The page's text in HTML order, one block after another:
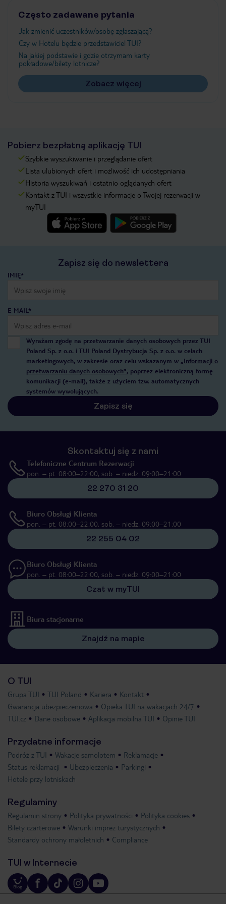
Często zadawane pytania
Jak zmienić uczestników/osobę zgłaszającą?
Czy w Hotelu będzie przedstawiciel TUI?
Na jakiej podstawie i gdzie otrzymam karty
pokładowe/bilety lotnicze?
Zobacz więcej
Pobierz bezpłatną aplikację TUI
Szybkie wyszukiwanie i przeglądanie ofert
Lista ulubionych ofert i możliwość ich udostępniania
Historia wyszukiwań i ostatnio oglądanych ofert
Kontakt z TUI i wszystkie informacje o Twojej rezerwacji w
myTUI
Zapisz się do newslettera
IMIĘ*
E-MAIL*
Wyrażam zgodę na przetwarzanie danych osobowych przez TUI
Poland Sp. z o.o. i TUI Poland Dystrybucja Sp. z o.o. w celach
marketingowych, w zakresie oraz celu wskazanym w „Informacji o
przetwarzaniu danych osobowych”, poprzez elektroniczną formę
komunikacji (e-mail), także z użyciem tzw. automatycznych
systemów wywołujących.
Zapisz się
Skontaktuj się z nami
Telefoniczne Centrum Rezerwacji
pon. – pt. 08:00–22:00, sob. – niedz. 09:00–21:00
22 270 31 20
Biuro Obsługi Klienta
pon. – pt. 08:00–22:00, sob. – niedz. 09:00–21:00
22 255 04 02
Biuro Obsługi Klienta
pon. – pt. 08:00–22:00, sob. – niedz. 09:00–21:00
Czat w myTUI
Biura stacjonarne
Znajdź na mapie
O TUI
Grupa TUI TUI Poland Kariera
Kontakt
Gwarancja ubezpieczeniowa
Opieka TUI na wakacjach 24/7
TUI.cz
Dane osobowe Aplikacja mobilna TUI Opinie TUI
Przydatne informacje
Podróż z TUI Wakacje samolotem
Reklamacje
Status reklamacji
Ubezpieczenia
Parkingi
Hotele przy lotniskach
Regulaminy
Regulamin strony Polityka prywatności
Polityka cookies
Bilety czarterowe
Warunki imprez turystycznych
Standardy ochrony małoletnich
Compliance
TUI w Internecie